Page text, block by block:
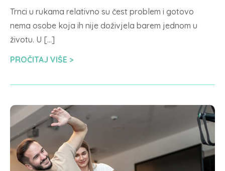
Trnci u rukama relativno su čest problem i gotovo
nema osobe koja ih nije doživjela barem jednom u
životu. U […]
PROČITAJ VIŠE